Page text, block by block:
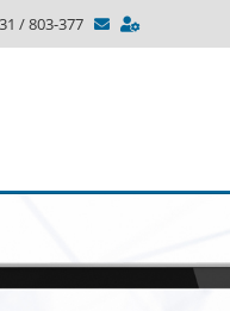
/ 803-377